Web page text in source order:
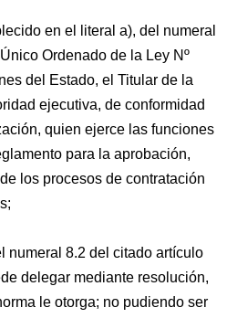
en el literal a), del numeral
Ordenado de la Ley Nº
del Estado, el Titular de la
ejecutiva, de conformidad
quien ejerce las funciones
para la aprobación,
los procesos de contratación
numeral 8.2 del citado artículo
delegar mediante resolución,
le otorga; no pudiendo ser